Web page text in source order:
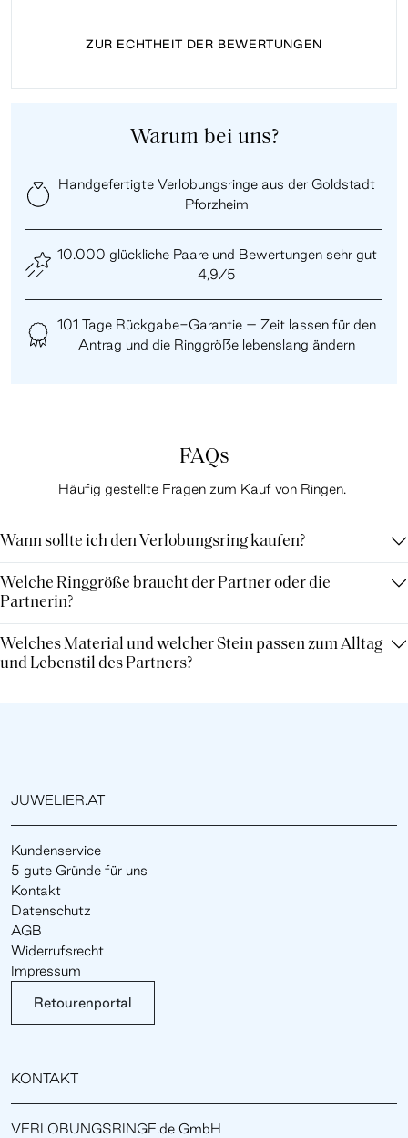
ZUR ECHTHEIT DER BEWERTUNGEN
Warum bei uns?
Handgefertigte Verlobungsringe aus der Goldstadt
Pforzheim
10.000 glückliche Paare und Bewertungen sehr gut
4,9/5
101 Tage Rückgabe-Garantie – Zeit lassen für den
Antrag und die Ringgröße lebenslang ändern
FAQs
Häufig gestellte Fragen zum Kauf von Ringen.
Wann sollte ich den Verlobungsring kaufen?
Welche Ringgröße braucht der Partner oder die
Partnerin?
Welches Material und welcher Stein passen zum Alltag
und Lebenstil des Partners?
JUWELIER.AT
Kundenservice
5 gute Gründe für uns
Kontakt
Datenschutz
AGB
Widerrufsrecht
Impressum
Retourenportal
KONTAKT
VERLOBUNGSRINGE.de GmbH